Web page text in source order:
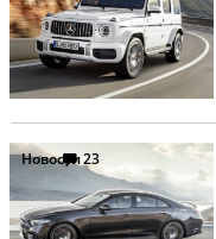
Новости23